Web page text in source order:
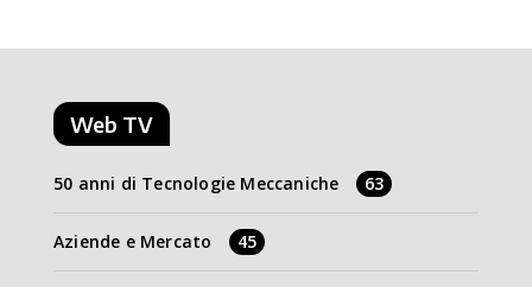
Web TV
50 anni di Tecnologie Meccaniche 63
Aziende e Mercato 45